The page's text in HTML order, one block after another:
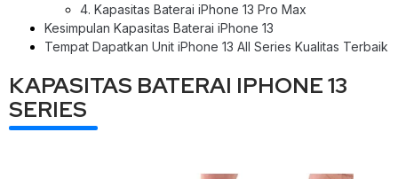
4. Kapasitas Baterai iPhone 13 Pro Max
Kesimpulan Kapasitas Baterai iPhone 13
Tempat Dapatkan Unit iPhone 13 All Series Kualitas Terbaik
KAPASITAS BATERAI IPHONE 13
SERIES